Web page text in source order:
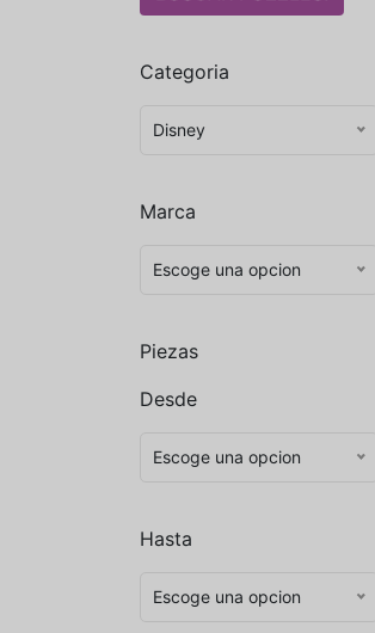
Categoria
Disney
Marca
Escoge una opcion
Piezas
Desde
Escoge una opcion
Hasta
Escoge una opcion